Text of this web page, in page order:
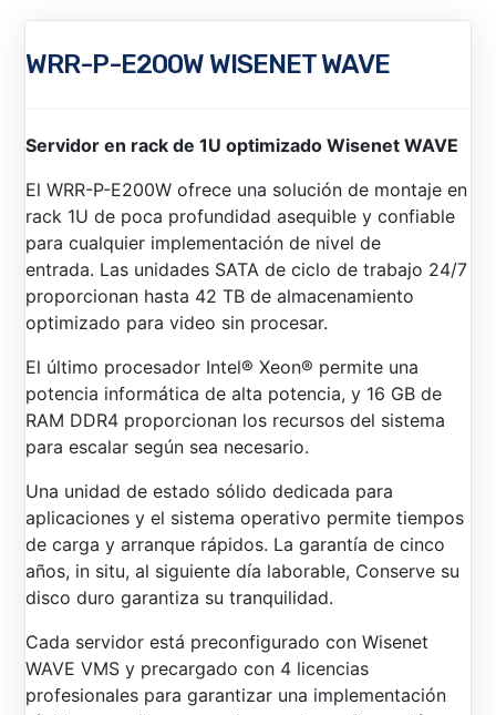
WRR-P-E200W WISENET WAVE
Servidor en rack de 1U optimizado Wisenet WAVE
El WRR-P-E200W ofrece una solución de montaje en
rack 1U de poca profundidad asequible y confiable
para cualquier implementación de nivel de
entrada. Las unidades SATA de ciclo de trabajo 24/7
proporcionan hasta 42 TB de almacenamiento
optimizado para video sin procesar.
El último procesador Intel® Xeon® permite una
potencia informática de alta potencia, y 16 GB de
RAM DDR4 proporcionan los recursos del sistema
para escalar según sea necesario.
Una unidad de estado sólido dedicada para
aplicaciones y el sistema operativo permite tiempos
de carga y arranque rápidos. La garantía de cinco
años, in situ, al siguiente día laborable, Conserve su
disco duro garantiza su tranquilidad.
Cada servidor está preconfigurado con Wisenet
WAVE VMS y precargado con 4 licencias
profesionales para garantizar una implementación